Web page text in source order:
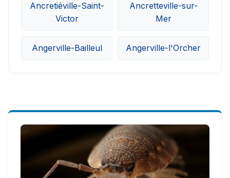
Ancretiéville-Saint-
Victor
Ancretteville-sur-
Mer
Angerville-Bailleul Angerville-l'Orcher